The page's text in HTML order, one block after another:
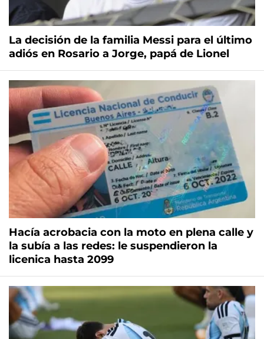
La decisión de la familia Messi para el último
adiós en Rosario a Jorge, papá de Lionel
Hacía acrobacia con la moto en plena calle y
la subía a las redes: le suspendieron la
licenica hasta 2099